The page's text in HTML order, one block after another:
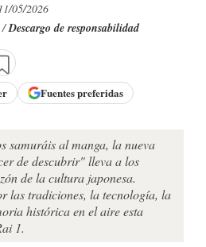
05/2026
/Descargo de responsabilidad
Fuentes preferidas
samuráis al manga, la nueva
de descubrir" lleva a los
de la cultura japonesa.
las tradiciones, la tecnología, la
histórica en el aire esta
1.